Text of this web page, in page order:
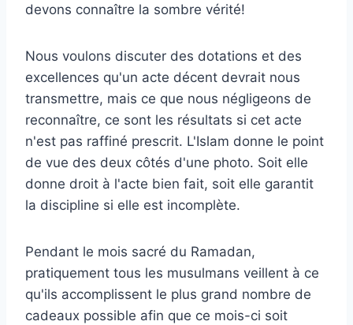
devons connaître la sombre vérité!
Nous voulons discuter des dotations et des
excellences qu'un acte décent devrait nous
transmettre, mais ce que nous négligeons de
reconnaître, ce sont les résultats si cet acte
n'est pas raffiné prescrit. L'Islam donne le point
de vue des deux côtés d'une photo. Soit elle
donne droit à l'acte bien fait, soit elle garantit
la discipline si elle est incomplète.
Pendant le mois sacré du Ramadan,
pratiquement tous les musulmans veillent à ce
qu'ils accomplissent le plus grand nombre de
cadeaux possible afin que ce mois-ci soit